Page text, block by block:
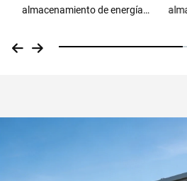
almacenamiento de energía de
integrado